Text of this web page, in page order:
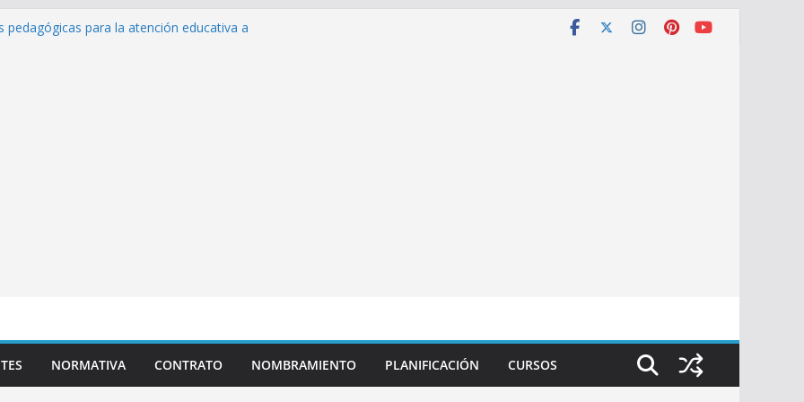
pedagógicas para la atención educativa a
NORMATIVA CONTRATO NOMBRAMIENTO PLANIFICACIÓN CURSOS